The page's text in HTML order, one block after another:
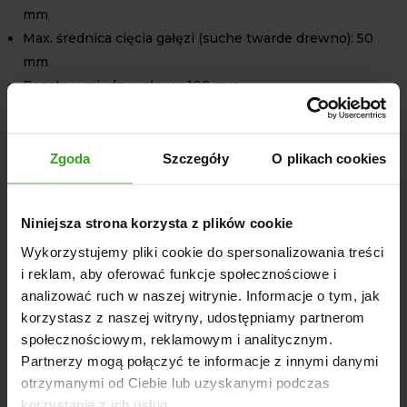
Zgoda Szczegóły O plikach cookies
Niniejsza strona korzysta z plików cookie
Wykorzystujemy pliki cookie do spersonalizowania treści
i reklam, aby oferować funkcje społecznościowe i
analizować ruch w naszej witrynie. Informacje o tym, jak
korzystasz z naszej witryny, udostępniamy partnerom
społecznościowym, reklamowym i analitycznym.
Partnerzy mogą połączyć te informacje z innymi danymi
otrzymanymi od Ciebie lub uzyskanymi podczas
korzystania z ich usług.
mm
Max. średnica cięcia gałęzi (suche twarde drewno): 50
mm
Rozstaw międzywałowy: 100 mm
Grubość obudowy mechanizmu tnącego: 20 mm
Silnik indukcyjny: PROMOTOR 7,5 kW
Zasilanie: 3-fazowe, 400V, 50Hz
Prędkość obrotowa: 2920 obr/min
Długość ciętych gałęzi (4 noże): 9-18 cm
Długość ciętych gałęzi (6 noży): 7-14 cm
Waga: 240 kg
Wymiary rębaka (przy złożonym leju wsadowym): dł. 130
cm / szer. 80 cm / wys. 160 cm